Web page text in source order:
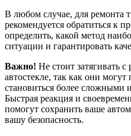
В любом случае, для ремонта
рекомендуется обратиться к
определить, какой метод
ситуации и гарантировать
Важно! Не стоит затягивать
автостекле, так как они
становиться более сложными
Быстрая реакция и
помогут сохранить ваше
вашу безопасность.